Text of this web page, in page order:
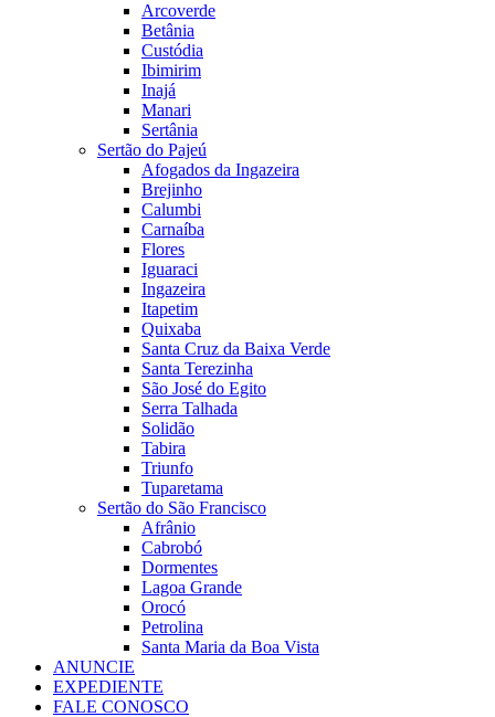
Arcoverde
Betânia
Custódia
Ibimirim
Inajá
Manari
Sertânia
Sertão do Pajeú
Afogados da Ingazeira
Brejinho
Calumbi
Carnaíba
Flores
Iguaraci
Ingazeira
Itapetim
Quixaba
Santa Cruz da Baixa Verde
Santa Terezinha
São José do Egito
Serra Talhada
Solidão
Tabira
Triunfo
Tuparetama
Sertão do São Francisco
Afrânio
Cabrobó
Dormentes
Lagoa Grande
Orocó
Petrolina
Santa Maria da Boa Vista
ANUNCIE
EXPEDIENTE
FALE CONOSCO